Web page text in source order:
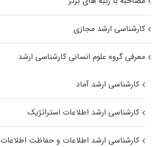
کارشناسی ارشد مجازی
معرفی گروه علوم انسانی کارشناسی ارشد
کارشناسی ارشد آماد
کارشناسی ارشد اطلاعات استراتژیک
کارشناسی ارشد اطلاعات و حفاظت اطلاعات